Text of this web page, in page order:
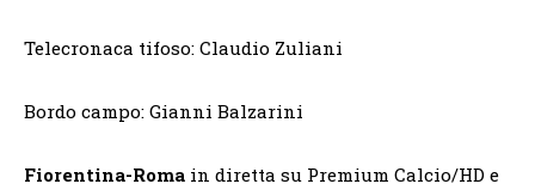
Telecronaca tifoso: Claudio Zuliani
Bordo campo: Gianni Balzarini
Fiorentina-Roma in diretta su Premium Calcio/HD e